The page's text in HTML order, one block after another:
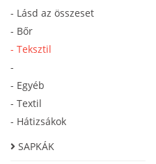
- Lásd az összeset
- Bőr
- Teksztil
-
- Egyéb
- Textil
- Hátizsákok
SAPKÁK